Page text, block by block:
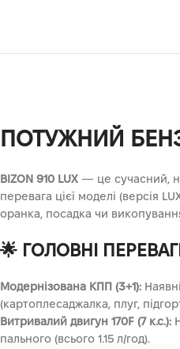
ПОТУЖНИЙ
BIZON 910 LUX — це сучасний,
перевага цієї моделі (версія
оранка, посадка чи
🌟 ГОЛОВНІ
Модернізована КПП (3+1):
(картоплесаджалка, плуг,
Витривалий двигун 170F (7 к.с.):
пального (всього 1.15 л/год).